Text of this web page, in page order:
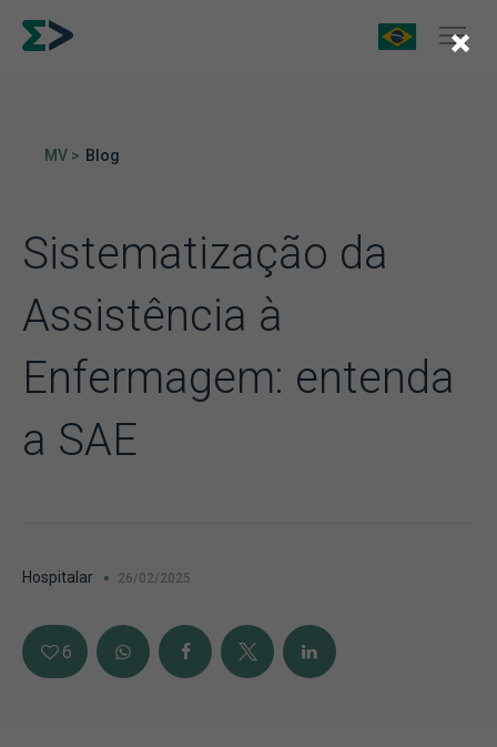
MV > Blog
Sistematização da
Assistência à
Enfermagem: entenda
a SAE
Hospitalar 26/02/2025
6
×